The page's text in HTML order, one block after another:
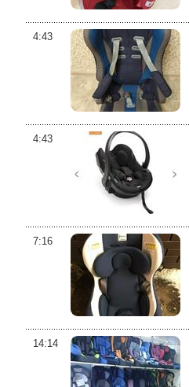
4:43
4:43
7:16
14:14